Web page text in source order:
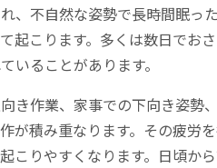
、不自然な姿勢で長時間眠っ
起こります。多くは数日でお
いることがあります。
き作業、家事での下向き姿勢
が積み重なります。その疲労
こりやすくなります。日頃か